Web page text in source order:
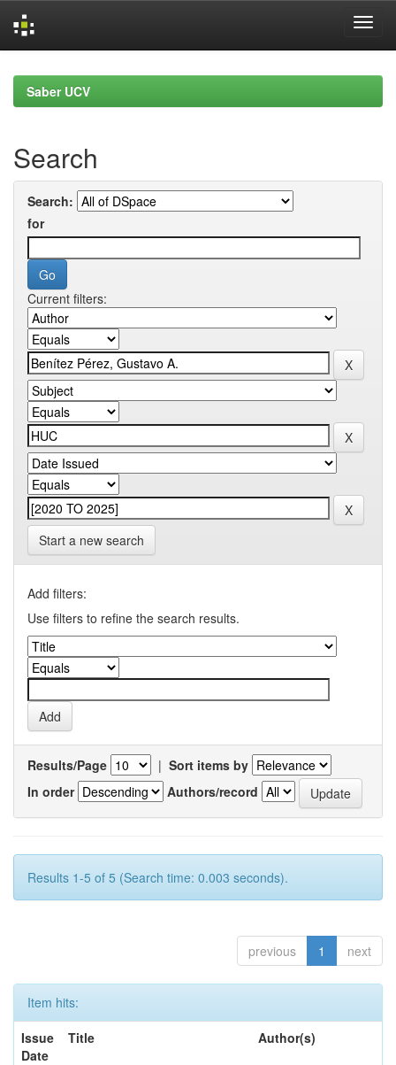
navigationSaber UCV
Search
Search:
for
Current filters:
Start a new search
Add filters:
Use filters to refine the search results.
Results/Page | Sort items by
In order
Authors/record
Results 1-5 of 5 (Search time: 0.003 seconds).
previous 1 next
Item hits:
Issue
Date
Title Author(s)